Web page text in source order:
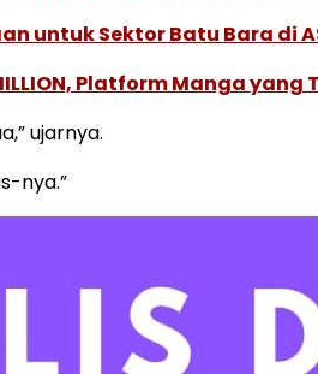
untuk Sektor Batu Bara di
Platform Manga yang
ujarnya.
nya.”